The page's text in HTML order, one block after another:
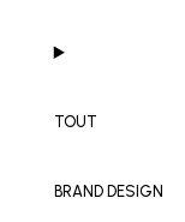
TOUT
BRAND DESIGN